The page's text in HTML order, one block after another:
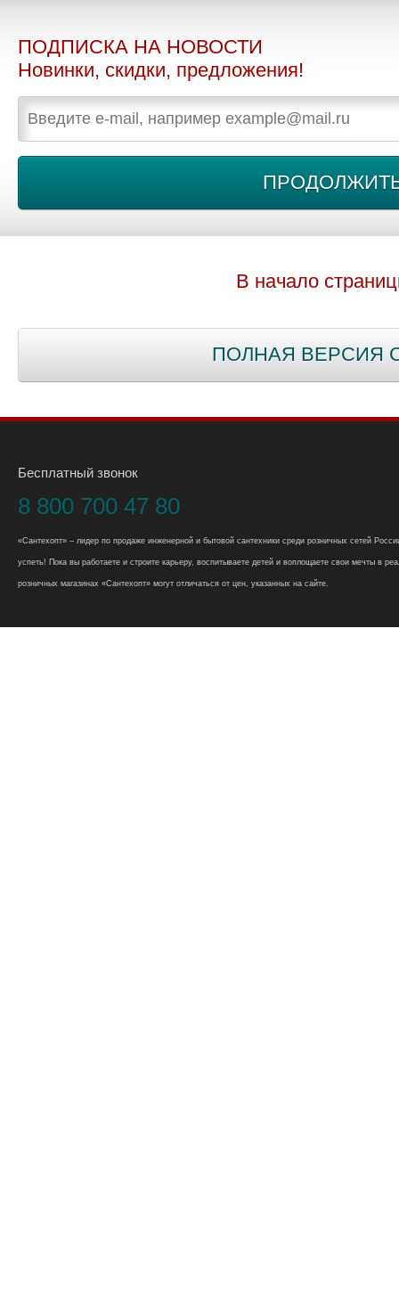
ПОДПИСКА НА НОВОСТИ
Новинки, скидки, предложения!
В начало
ПОЛНАЯ ВЕРСИЯ
Бесплатный звонок
8 800 700 47 80
«Сантехопт» – лидер по продаже инженерной и бытовой сантехники среди розничных сетей
успеть! Пока вы работаете и строите карьеру, воспитываете детей и воплощаете свои мечты в
розничных магазинах «Сантехопт» могут отличаться от цен, указанных на сайте.